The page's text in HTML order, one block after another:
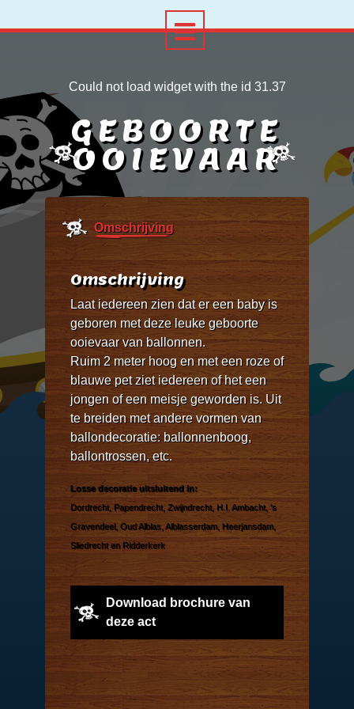
Could not load widget with the id 31.37
GEBOORTE
OOIEVAAR
Omschrijving
Omschrijving
Laat iedereen zien dat er een baby is
geboren met deze leuke geboorte
ooievaar van ballonnen.
Ruim 2 meter hoog en met een roze of
blauwe pet ziet iedereen of het een
jongen of een meisje geworden is. Uit
te breiden met andere vormen van
ballondecoratie: ballonnenboog,
ballontrossen, etc.
Losse decoratie uitsluitend in:
Dordrecht, Papendrecht, Zwijndrecht, H.I. Ambacht, 's
Gravendeel, Oud Alblas, Alblasserdam, Heerjansdam,
Sliedrecht en Ridderkerk
Download brochure van
deze act